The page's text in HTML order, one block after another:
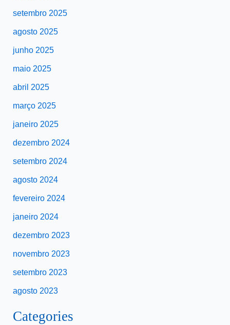
setembro 2025
agosto 2025
junho 2025
maio 2025
abril 2025
março 2025
janeiro 2025
dezembro 2024
setembro 2024
agosto 2024
fevereiro 2024
janeiro 2024
dezembro 2023
novembro 2023
setembro 2023
agosto 2023
Categories